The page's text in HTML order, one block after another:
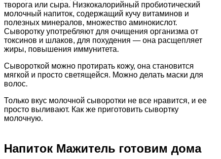
творога или сыра. Низкокалорийный пробиотический
молочный напиток, содержащий кучу витаминов и
полезных минералов, множество аминокислот.
Сыворотку употребляют для очищения организма от
токсинов и шлаков, для похудения — она расщепляет
жиры, повышения иммунитета.
Сывороткой можно протирать кожу, она становится
мягкой и просто светящейся. Можно делать маски для
волос.
Только вкус молочной сыворотки не все нравится, и ее
просто выливают. Как же приготовить сывортку
молочную.
Напиток Мажитель готовим дома